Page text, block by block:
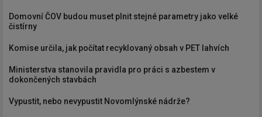
Domovní ČOV budou muset plnit stejné parametry jako velké
čistírny
Komise určila, jak počítat recyklovaný obsah v PET lahvích
Ministerstva stanovila pravidla pro práci s azbestem v
dokončených stavbách
Vypustit, nebo nevypustit Novomlýnské nádrže?